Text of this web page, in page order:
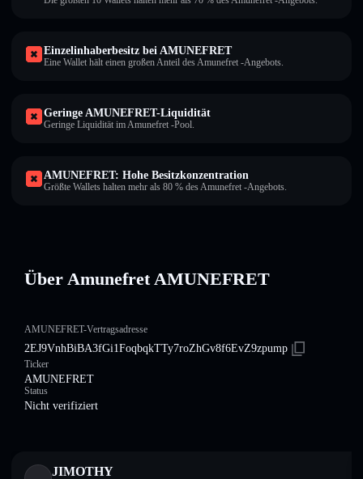
Einzelinhaberbesitz bei AMUNEFRET
Eine Wallet hält einen großen Anteil des Amunefret -Angebots.
Geringe AMUNEFRET-Liquidität
Geringe Liquidität im Amunefret -Pool.
AMUNEFRET: Hohe Besitzkonzentration
Größte Wallets halten mehr als 80 % des Amunefret -Angebots.
Über Amunefret AMUNEFRET
AMUNEFRET-Vertragsadresse
2EJ9VnhBiBA3fGi1FoqbqkTTy7roZhGv8f6EvZ9zpump
Ticker
AMUNEFRET
Status
Nicht verifiziert
JIMOTHY